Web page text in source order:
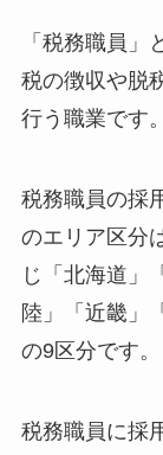
「税務職員」
税の徴収や脱
行う職業です。
税務職員の採
のエリア区分
じ「北海道」
陸」「近畿」
の9区分です。
税務職員に採